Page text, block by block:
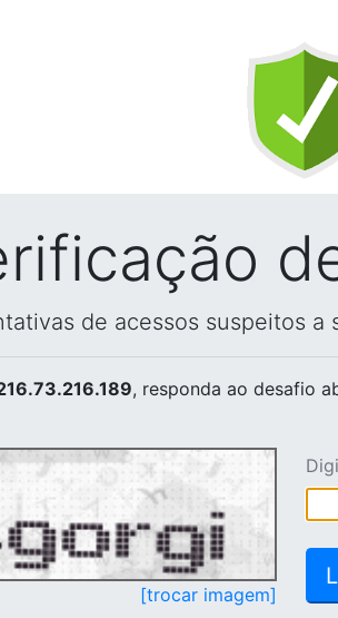
de acessos suspeitos a
, responda ao desafio
[trocar imagem]